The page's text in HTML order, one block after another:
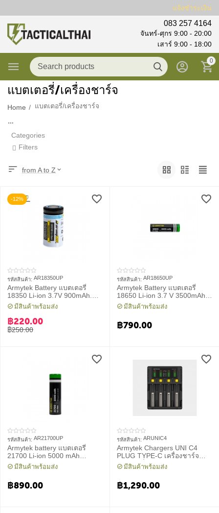
แจ้งชำระเงิน
083 257 4164
จันทร์-ศุกร 9:00 - 20:00
เสาร์ 9:00 - 18:00
0
แบตเตอรี่/เครื่องชาร์จ
Home / แบตเตอรี่/เครื่องชาร์จ
Categories
Filters
from A to Z
-12%
รหัสสินค้า: AR18350UP
Armytek Battery แบตเตอรี่
18350 Li-ion 3.7V 900mAh.
Unprotected
มีสินค้าพร้อมส่ง
฿250.00
฿220.00
รหัสสินค้า: AR18650UP
Armytek Battery แบตเตอรี่
18650 Li-ion 3.7 V 3500mAh.
Unprotected
มีสินค้าพร้อมส่ง
฿790.00
รหัสสินค้า: AR21700UP
Armytek battery แบตเตอรี่
21700 Li-ion 5000 mAh
Unprotected
มีสินค้าพร้อมส่ง
฿890.00
รหัสสินค้า: ARUNIC4
Armytek Chargers UNI C4
PLUG TYPE-C เครื่องชาร์จ
แบตเตอรี่ 4 ช่อง
มีสินค้าพร้อมส่ง
฿1,290.00